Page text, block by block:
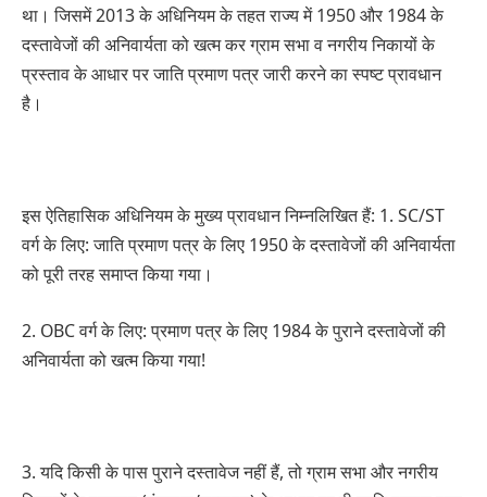
था। जिसमें 2013 के अधिनियम के तहत राज्य में 1950 और 1984 के
दस्तावेजों की अनिवार्यता को खत्म कर ग्राम सभा व नगरीय निकायों के
प्रस्ताव के आधार पर जाति प्रमाण पत्र जारी करने का स्पष्ट प्रावधान
है।
इस ऐतिहासिक अधिनियम के मुख्य प्रावधान निम्नलिखित हैं: 1. SC/ST
वर्ग के लिए: जाति प्रमाण पत्र के लिए 1950 के दस्तावेजों की अनिवार्यता
को पूरी तरह समाप्त किया गया।
2. OBC वर्ग के लिए: प्रमाण पत्र के लिए 1984 के पुराने दस्तावेजों की
अनिवार्यता को खत्म किया गया!
3. यदि किसी के पास पुराने दस्तावेज नहीं हैं, तो ग्राम सभा और नगरीय